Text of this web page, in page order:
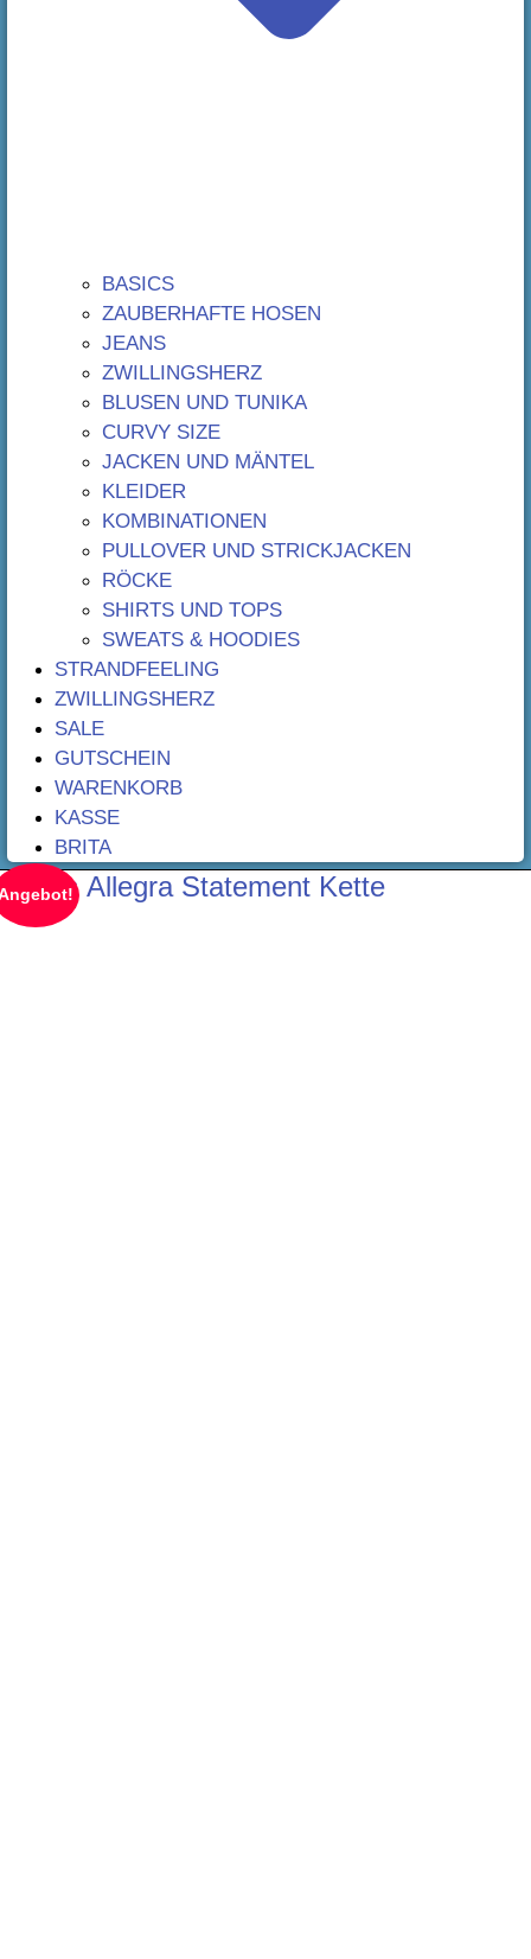
BASICS
ZAUBERHAFTE HOSEN
JEANS
ZWILLINGSHERZ
BLUSEN UND TUNIKA
CURVY SIZE
JACKEN UND MÄNTEL
KLEIDER
KOMBINATIONEN
PULLOVER UND STRICKJACKEN
RÖCKE
SHIRTS UND TOPS
SWEATS & HOODIES
STRANDFEELING
ZWILLINGSHERZ
SALE
GUTSCHEIN
WARENKORB
KASSE
BRITA
Brita's Allegra Statement Kette